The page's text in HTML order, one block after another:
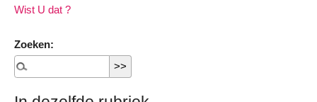
Wist U dat ?
Zoeken: